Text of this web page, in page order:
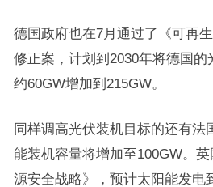
德国政府也在7月通过了《可再
修正案，计划到2030年将德国的
约60GW增加到215GW。
同样调高光伏装机目标的还有法
能装机容量将增加至100GW。
源安全战略》，预计太阳能发电